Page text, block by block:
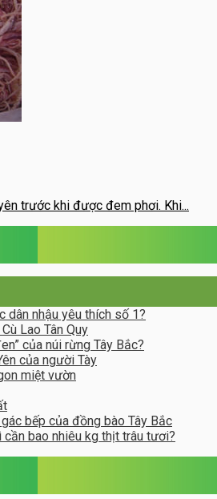
trước khi được đem phơi. Khi...
dân nhậu yêu thích số 1?
Lao Tân Quy
của núi rừng Tây Bắc?
của người Tày
miệt vườn
bếp của đồng bào Tây Bắc
bao nhiêu kg thịt trâu tươi?